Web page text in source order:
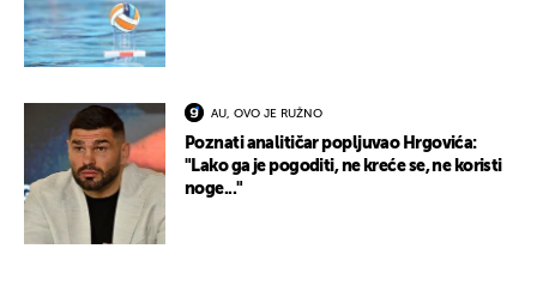
AU, OVO JE RUŽNO
Poznati analitičar popljuvao Hrgovića:
"Lako ga je pogoditi, ne kreće se, ne koristi
noge..."